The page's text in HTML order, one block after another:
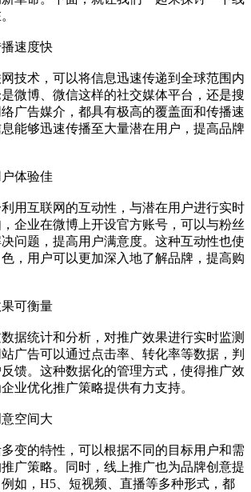
速度快
技术，可以将信息迅速传递到全球范围内
微博、微信这样的社交媒体平台，还是搜
广告媒介，都具有极高的覆盖面和传播速
能够迅速传播至大量潜在用户，提高品牌
体验佳
用互联网的互动性，与潜在用户进行实时
企业在微博上开设官方账号，可以与粉丝
问题，提高用户满意度。这种互动性也使
，用户可以更加深入地了解品牌，提高购
可衡量
据统计和分析，对推广效果进行实时监测
广告可以通过点击率、转化率等数据，判
馈。这种数据化的管理方式，使得推广效
业优化推广策略提供有力支持。
空间大
变的特性，可以根据不同的目标用户和需
广策略。同时，线上推广也为品牌创意提
如，H5、短视频、直播等多种形式，都